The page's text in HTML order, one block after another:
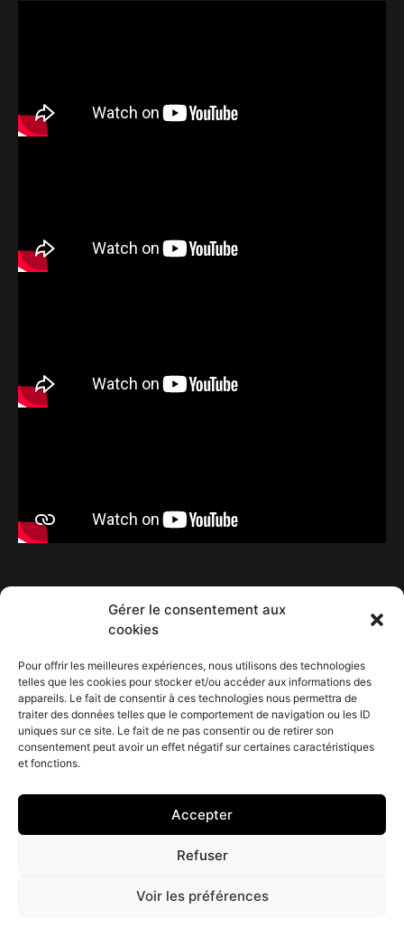
Gérer le consentement aux
cookies
Pour offrir les meilleures expériences, nous utilisons des technologies
telles que les cookies pour stocker et/ou accéder aux informations des
appareils. Le fait de consentir à ces technologies nous permettra de
traiter des données telles que le comportement de navigation ou les ID
uniques sur ce site. Le fait de ne pas consentir ou de retirer son
consentement peut avoir un effet négatif sur certaines caractéristiques
et fonctions.
Accepter
Refuser
Voir les préférences
Vous-êtes intéressé ?
Contactez Hesat
© 2023 Haut de FormeHESAT
RECORDINGS
HESAT CAMPUS